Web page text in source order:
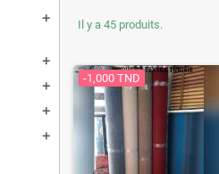
add
add
add
add
add
Il y a 45 produits.
-1,000 TND